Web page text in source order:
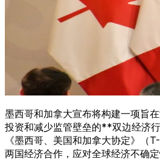
墨西哥和加拿大宣布将构建一项旨
投资和减少监管壁垒的**双边经济
《墨西哥、美国和加拿大协定》（
两国经济合作，应对全球经济不确定